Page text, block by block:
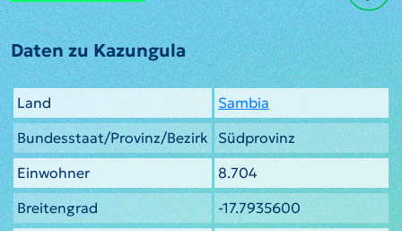
Daten zu Kazungula
Land
Sambia
Bundesstaat/Provinz/Bezirk
Südprovinz
Einwohner
8.704
Breitengrad
-17.7935600